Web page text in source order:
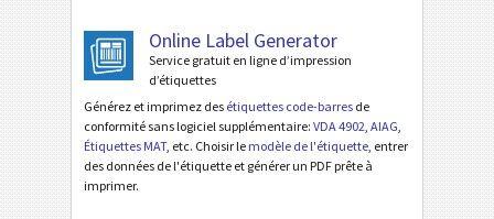
Online Label Generator
Service gratuit en ligne d’impression
d’étiquettes
Générez et imprimez des étiquettes code-barres de
conformité sans logiciel supplémentaire: VDA 4902 AIAG
Étiquettes MAT, etc. Choisir le modèle de l'étiquette , entrer
des données de l'étiquette et générer un PDF prête à
imprimer.